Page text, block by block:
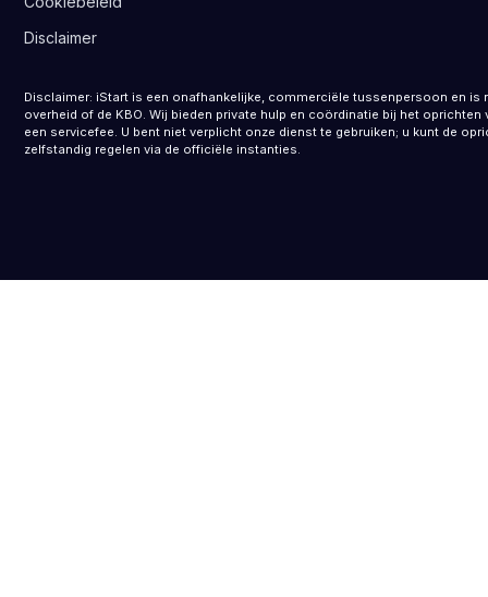
Disclaimer
Disclaimer: iStart is een onafhankelijke, commerciële tussenpersoon en is
overheid of de KBO. Wij bieden private hulp en coördinatie bij het
een servicefee. U bent niet verplicht onze dienst te gebruiken; u kunt de
zelfstandig regelen via de officiële instanties.